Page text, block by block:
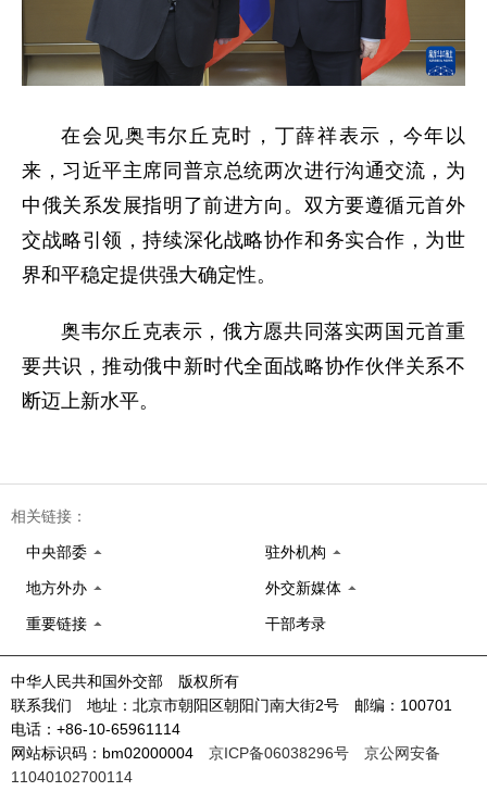
在会见奥韦尔丘克时，丁薛祥表示，今年以
来，习近平主席同普京总统两次进行沟通交流，为
中俄关系发展指明了前进方向。双方要遵循元首外
交战略引领，持续深化战略协作和务实合作，为世
界和平稳定提供强大确定性。
奥韦尔丘克表示，俄方愿共同落实两国元首重
要共识，推动俄中新时代全面战略协作伙伴关系不
断迈上新水平。
相关链接：
中央部委 驻外机构
地方外办 外交新媒体
重要链接 干部考录
中华人民共和国外交部 版权所有
联系我们 地址：北京市朝阳区朝阳门南大街2号 邮编：100701
电话：+86-10-65961114
网站标识码：bm02000004 京ICP备06038296号
京公网安备
11040102700114